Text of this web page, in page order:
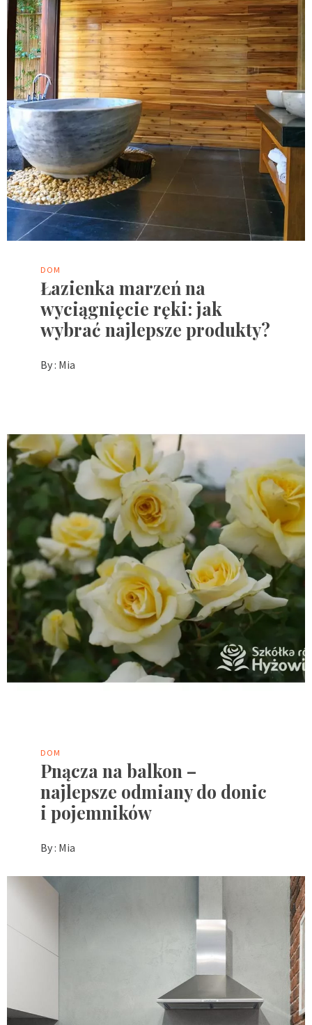
DOM
Łazienka marzeń na
wyciągnięcie ręki: jak
wybrać najlepsze produkty?
By : Mia
DOM
Pnącza na balkon –
najlepsze odmiany do donic
i pojemników
By : Mia